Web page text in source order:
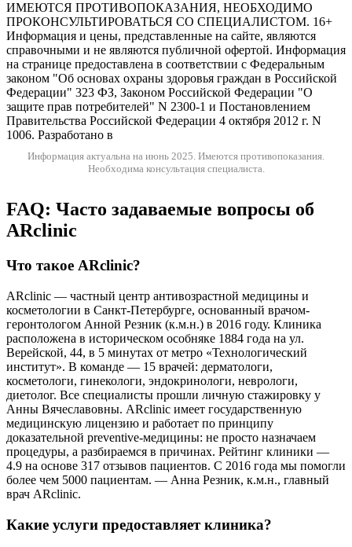
ИМЕЮТСЯ ПРОТИВОПОКАЗАНИЯ, НЕОБХОДИМО
ПРОКОНСУЛЬТИРОВАТЬСЯ СО СПЕЦИАЛИСТОМ. 16+
Информация и цены, представленные на сайте, являются
справочными и не являются публичной офертой. Информация
на странице предоставлена в соответствии с Федеральным
законом "Об основах охраны здоровья граждан в Российской
Федерации" 323 ФЗ, Законом Российской Федерации "О
защите прав потребителей" N 2300-1 и Постановлением
Правительства Российской Федерации 4 октября 2012 г. N
1006. Разработано в
Информация актуальна на июнь 2025. Имеются противопоказания.
Необходима консультация специалиста.
FAQ: Часто задаваемые вопросы об
ARclinic
Что такое ARclinic?
ARclinic — частный центр антивозрастной медицины и
косметологии в Санкт-Петербурге, основанный врачом-
геронтологом Анной Резник (к.м.н.) в 2016 году. Клиника
расположена в историческом особняке 1884 года на ул.
Верейской, 44, в 5 минутах от метро «Технологический
институт». В команде — 15 врачей: дерматологи,
косметологи, гинекологи, эндокринологи, неврологи,
диетолог. Все специалисты прошли личную стажировку у
Анны Вячеславовны. ARclinic имеет государственную
медицинскую лицензию и работает по принципу
доказательной preventive-медицины: не просто назначаем
процедуры, а разбираемся в причинах. Рейтинг клиники —
4.9 на основе 317 отзывов пациентов. С 2016 года мы помогли
более чем 5000 пациентам. — Анна Резник, к.м.н., главный
врач ARclinic.
Какие услуги предоставляет клиника?